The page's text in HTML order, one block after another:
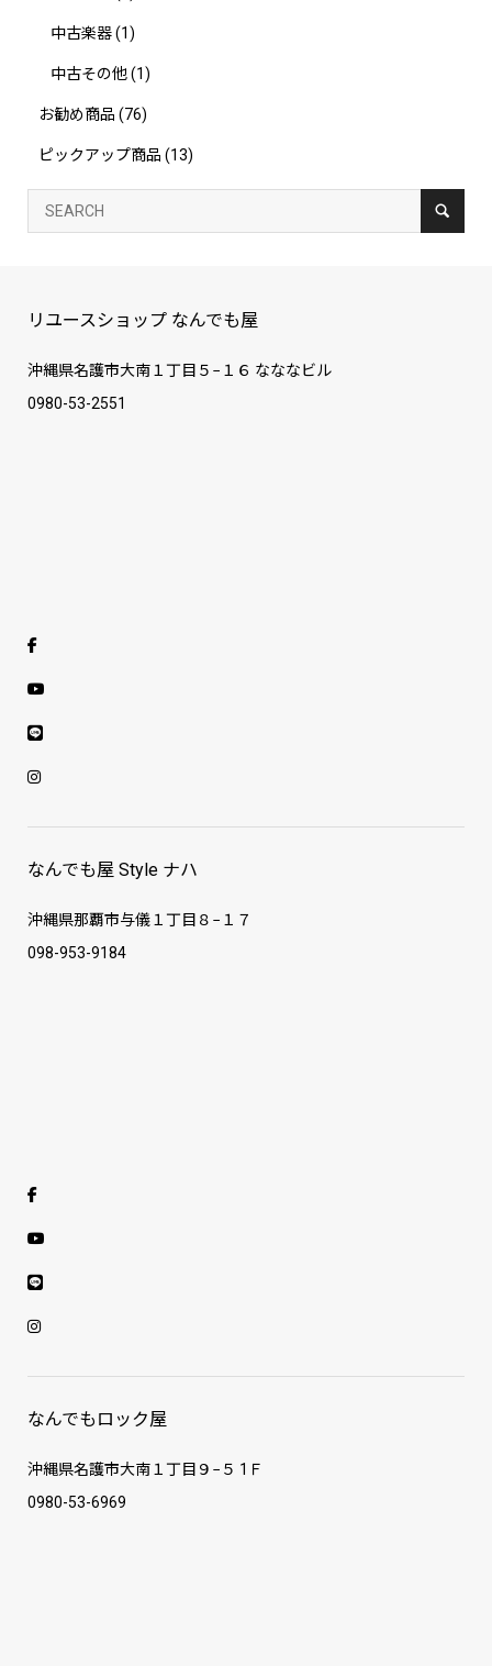
中古楽器(1)
中古その他(1)
お勧め商品 (76)
ピックアップ商品 (13)
リユースショップ なんでも屋
沖縄県名護市大南１丁目５−１６ なななビル
0980-53-2551
なんでも屋 Style ナハ
沖縄県那覇市与儀１丁目８−１７
098-953-9184
なんでもロック屋
沖縄県名護市大南１丁目９−５ 1Ｆ
0980-53-6969